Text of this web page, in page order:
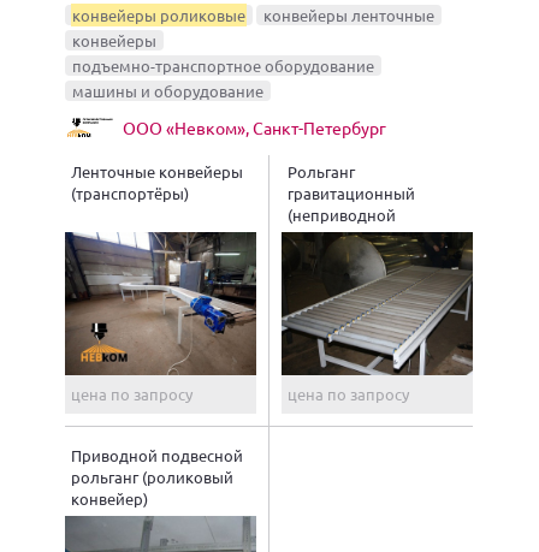
конвейеры роликовые
конвейеры ленточные
конвейеры
подъемно-транспортное оборудование
машины и оборудование
ООО «Невком», Санкт-Петербург
Ленточные конвейеры
(транспортёры)
цена по запросу
Рольганг
гравитационный
(неприводной
роликовый конвейер)
цена по запросу
Приводной подвесной
рольганг (роликовый
конвейер)